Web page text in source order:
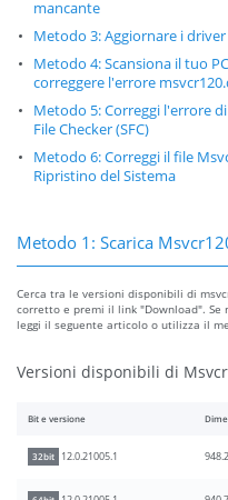
mancante
Metodo 3: Aggiornare i
Metodo 4: Scansiona il tuo
correggere l'errore
Metodo 5: Correggi l'errore
File Checker (SFC)
Metodo 6: Correggi il file
Ripristino del Sistema
Metodo 1: Scarica
Cerca tra le versioni disponibili di
corretto e premi il link "Download". Se
leggi il seguente articolo o utilizza il
Versioni disponibili di
Bit e versione
32bit 12.0.21005.1